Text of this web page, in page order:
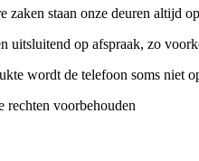
zaken staan onze deuren altijd
uitsluitend op afspraak, zo
wordt de telefoon soms niet
voorbehouden